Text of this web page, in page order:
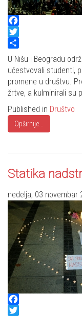
Facebook
Twitter
Share
U Nišu i Beogradu
učestvovali studenti,
promene u društvu.
žrtve, a kulminirali su
Published in Društvo
Opširnije...
Statika
nedelja, 03 novembar
Facebook